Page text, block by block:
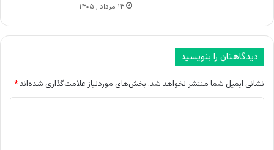
۱۴ مرداد , ۱۴۰۵
دیدگاهتان را بنویسید
نشانی ایمیل شما منتشر نخواهد شد. بخش‌های موردنیاز علامت‌گذاری شده‌اند *